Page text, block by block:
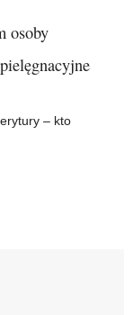
osoby
– kto